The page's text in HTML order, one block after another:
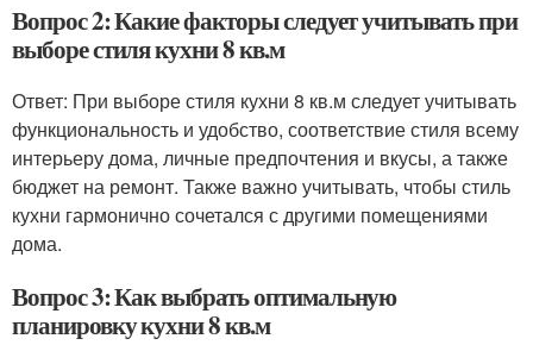
Вопрос 2: Какие факторы следует учитывать при
выборе стиля кухни 8 кв.м
Ответ: При выборе стиля кухни 8 кв.м следует учитывать
функциональность и удобство, соответствие стиля всему
интерьеру дома, личные предпочтения и вкусы, а также
бюджет на ремонт. Также важно учитывать, чтобы стиль
кухни гармонично сочетался с другими помещениями
дома.
Вопрос 3: Как выбрать оптимальную
планировку кухни 8 кв.м